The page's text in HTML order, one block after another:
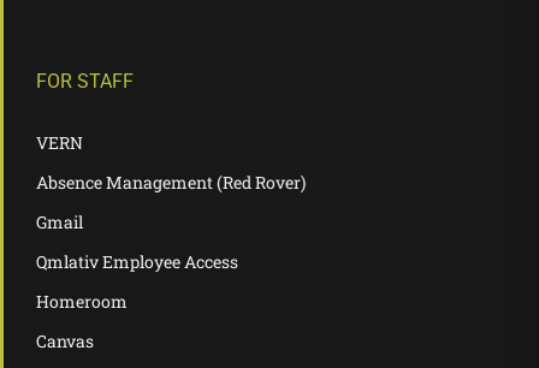
FOR STAFF
VERN
Absence Management (Red Rover)
Gmail
Qmlativ Employee Access
Homeroom
Canvas